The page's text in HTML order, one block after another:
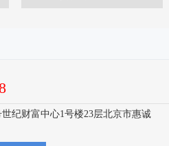
纪财富中心1号楼23层北京市惠诚